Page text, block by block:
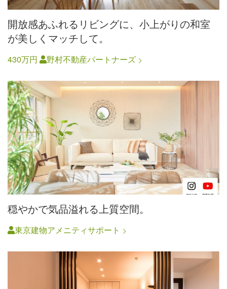
開放感あふれるリビングに、小上がりの和室
が美しくマッチして。
430万円 野村不動産パートナーズ
穏やかで気品溢れる上質空間。
東京建物アメニティサポート